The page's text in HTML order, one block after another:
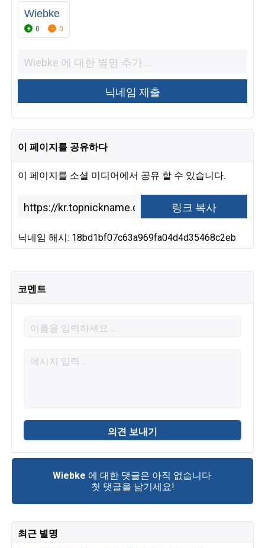
Wiebke
0 0
이 페이지를 공유하다
이 페이지를 소셜 미디어에서 공유 할 수 있습니다.
닉네임 해시: 18bd1bf07c63a969fa04d4d35468c2eb
코멘트
Wiebke 에 대한 댓글은 아직 없습니다.
첫 댓글을 남기세요!
최근 별명